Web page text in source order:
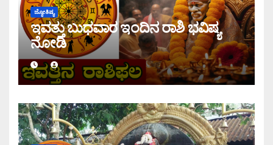
ಜ್ಯೋತಿಷ್ಯ
ಇವತ್ತು ಬುಧವಾರ ಇಂದಿನ ರಾಶಿ ಭವಿಷ್ಯ
ನೋಡಿ